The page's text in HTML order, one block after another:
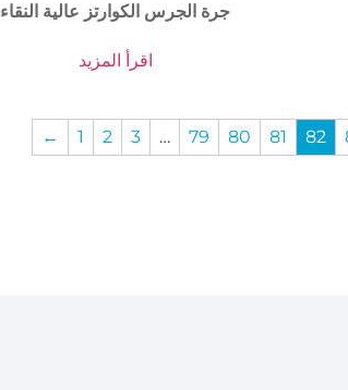
جرة الجرس الكوارتز عالية النقاء
اقرأ المزيد
← 1 2 3 … 79 80 81 82